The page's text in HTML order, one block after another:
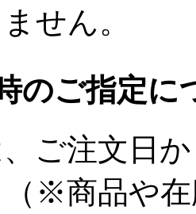
せん。
のご指定に
ご注文日
※商品や